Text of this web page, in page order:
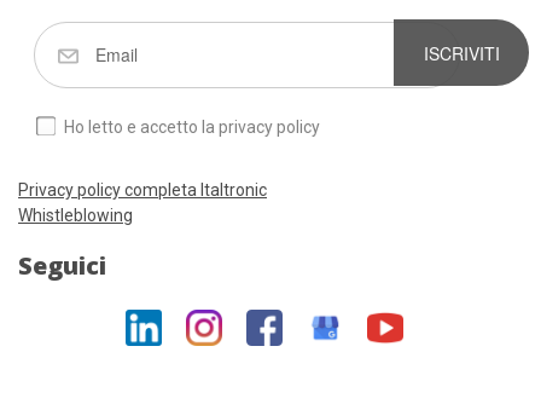
ISCRIVITI
Ho letto e accetto la privacy policy
Privacy policy completa Italtronic
Whistleblowing
Seguici